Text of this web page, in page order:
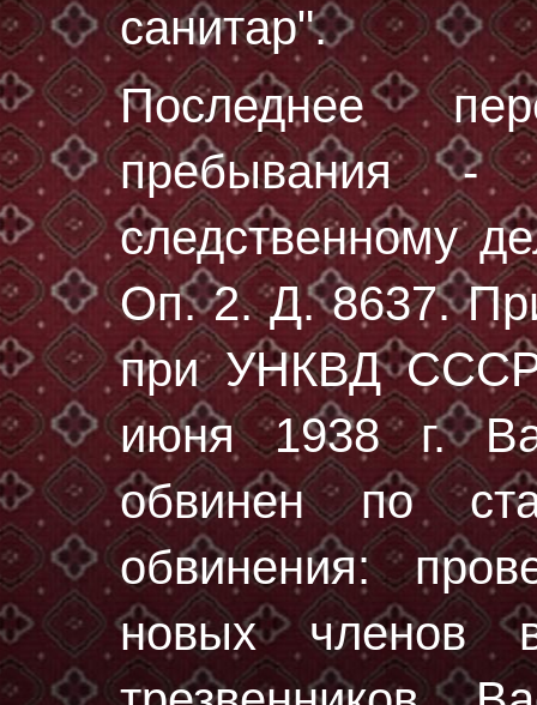
санитар".
Последнее
пребывания -
следственному
Оп. 2. Д. 8637.
при УНКВД СССР
июня 1938 г.
обвинен по
обвинения:
новых членов в